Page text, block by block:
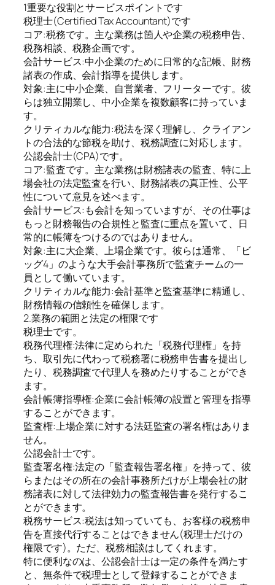
1重要な役割とサービスポイントです
税理士(Certified Tax Accountant)です
コア:税務です。主な業務は箇人や企業の税務申告、
税務相談、税務企画です。
会計サービス:中小企業のために日常的な記帳、財務
諸表の作成、会計指導を提供します。
対象:主に中小企業、自営業者、フリーターです。彼
らは独立開業し、中小企業を複数顧客に持っていま
す。
クリティカルな能力:税法を深く理解し、クライアン
トの合法的な節税を助け、税務調査に対応します。
公認会計士(CPA)です。
コア:監査です。主な業務は財務諸表の監査、特に上
場会社の法定監査を行い、財務諸表の真正性、公平
性について意見を述べます。
会計サービス:も会計を知っていますが、その仕事は
もっと財務報告の合規性と監査に重点を置いて、日
常的に帳簿をつけるのではありません。
対象:主に大企業、上場企業です。彼らは通常、「ビ
ッグ4」のような大手会計事務所で監査チームの一
員として働いています。
クリティカルな能力:会計基準と監査基準に精通し、
財務情報の信頼性を確保します。
2.業務の範囲と法定の権限です
税理士です。
税務代理権:法律に定められた「税務代理権」を持
ち、取引先に代わって税務署に税務申告書を提出し
たり、税務調査で代理人を務めたりすることができ
ます。
会計帳簿指導権:企業に会計帳簿の設置と管理を指導
することができます。
監査権:上場企業に対する法廷監査の署名権はありま
せん。
公認会計士です。
監査署名権:法定の「監査報告署名権」を持って、彼
らまたはその所在の会計事務所だけが上場会社の財
務諸表に対して法律効力の監査報告書を発行するこ
とができます。
税務サービス:税法は知っていても、お客様の税務申
告を直接代行することはできません(税理士だけの
権限です)。ただ、税務相談はしてくれます。
特に便利なのは、公認会計士は一定の条件を満たす
と、無条件で税理士として登録することができま